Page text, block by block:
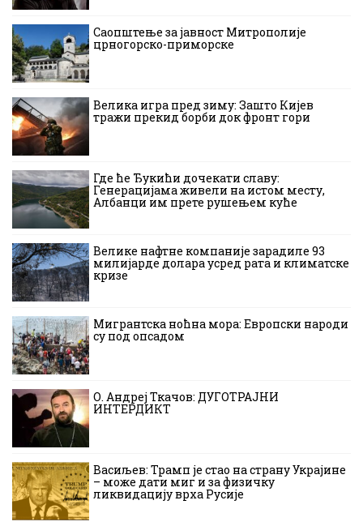
Саопштење за јавност Митрополије
црногорско-приморске
Велика игра пред зиму: Зашто Кијев
тражи прекид борби док фронт гори
Где ће Ђукићи дочекати славу:
Генерацијама живели на истом месту,
Албанци им прете рушењем куће
Велике нафтне компаније зарадиле 93
милијарде долара усред рата и климатске
кризе
Мигрантска ноћна мора: Европски народи
су под опсадом
О. Андреј Ткачов: ДУГОТРАЈНИ
ИНТЕРДИКТ
Васиљев: Трамп је стао на страну Украјине
– може дати миг и за физичку
ликвидацију врха Русије